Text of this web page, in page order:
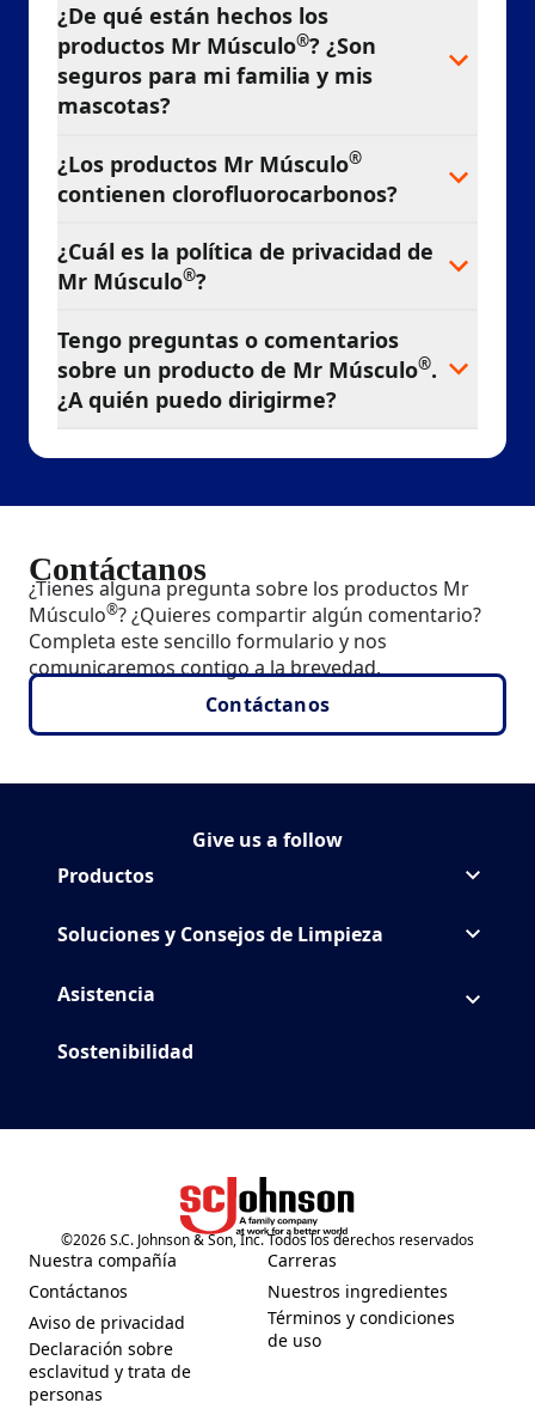
¿De qué están hechos los
productos Mr Músculo®? ¿Son
seguros para mi familia y mis
mascotas?
¿Los productos Mr Músculo®
contienen clorofluorocarbonos?
¿Cuál es la política de privacidad de
Mr Músculo®?
Tengo preguntas o comentarios
sobre un producto de Mr Músculo®.
¿A quién puedo dirigirme?
Contáctanos
¿Tienes alguna pregunta sobre los productos Mr
Músculo®? ¿Quieres compartir algún comentario?
Completa este sencillo formulario y nos
comunicaremos contigo a la brevedad.
Contáctanos
Give us a follow
Síguenos MrMuscle en
(Opens in a new tab)
Productos
Soluciones y Consejos de Limpieza
Asistencia
Sostenibilidad
(Opens in a new tab)
©2026S.C. Johnson & Son, Inc. Todos los derechos reservados
Nuestra compañía
(Opens in a new tab)
Contáctanos
(Opens in a new tab)
Aviso de privacidad
(Opens in a new tab)
Declaración sobre
esclavitud y trata de
personas
(Opens in a new tab)
Carreras
(Opens in a new tab)
Nuestros ingredientes
(Opens in a new tab)
Términos y condiciones
de uso
(Opens in a new tab)